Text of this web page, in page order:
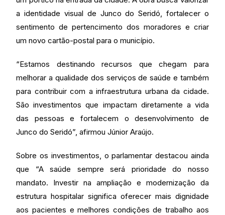
a identidade visual de Junco do Seridó, fortalecer o
sentimento de pertencimento dos moradores e criar
um novo cartão-postal para o município.
“Estamos destinando recursos que chegam para
melhorar a qualidade dos serviços de saúde e também
para contribuir com a infraestrutura urbana da cidade.
São investimentos que impactam diretamente a vida
das pessoas e fortalecem o desenvolvimento de
Junco do Seridó”, afirmou Júnior Araújo.
Sobre os investimentos, o parlamentar destacou ainda
que “A saúde sempre será prioridade do nosso
mandato. Investir na ampliação e modernização da
estrutura hospitalar significa oferecer mais dignidade
aos pacientes e melhores condições de trabalho aos